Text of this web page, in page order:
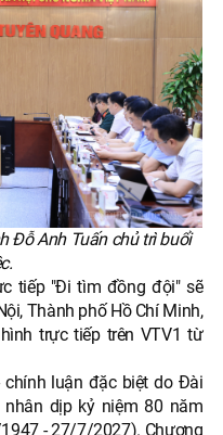
Đỗ Anh Tuấn chủ trì buổi
tiếp "Đi tìm đồng đội" sẽ
Thành phố Hồ Chí Minh,
trực tiếp trên VTV1 từ
luận đặc biệt do Đài
dịp kỷ niệm 80 năm
- 27/7/2027). Chương